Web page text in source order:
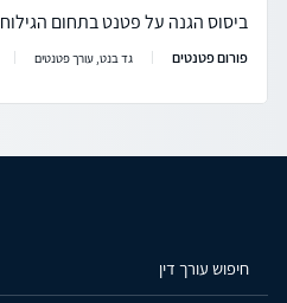
ביסוס הגנה על פטנט בתחום הגילוח
פורום פטנטים גד בנט, עורך פטנטים
חיפוש עורך דין